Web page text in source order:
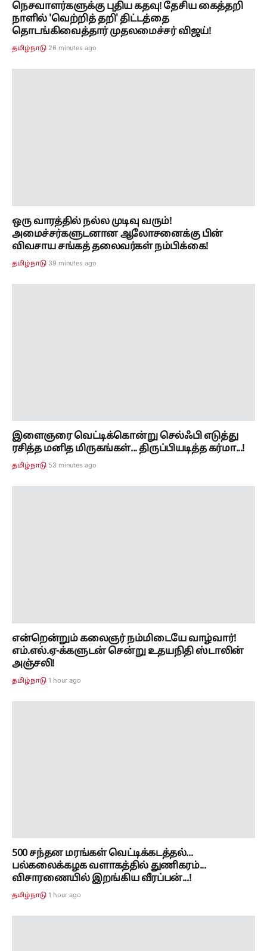
நெசவாளர்களுக்கு புதிய கதவு! தேசிய கைத்தறி
நாளில் 'வெற்றித் தறி' திட்டத்தை
தொடங்கிவைத்தார் முதலமைச்சர் விஜய்!
தமிழ்நாடு 26 minutes ago
ஒரு வாரத்தில் நல்ல முடிவு வரும்!
அமைச்சர்களுடனான ஆலோசனைக்கு பின்
விவசாய சங்கத் தலைவர்கள் நம்பிக்கை!
தமிழ்நாடு 39 minutes ago
இளைஞரை வெட்டிக்கொன்று செல்ஃபி எடுத்து
ரசித்த மனித மிருகங்கள்... திருப்பியடித்த கர்மா...!
தமிழ்நாடு 53 minutes ago
என்றென்றும் கலைஞர் நம்மிடையே வாழ்வார்!
எம்.எல்.ஏ-க்களுடன் சென்று உதயநிதி ஸ்டாலின்
அஞ்சலி!
தமிழ்நாடு 1 hour ago
500 சந்தன மரங்கள் வெட்டிக்கடத்தல்...
பல்கலைக்கழக வளாகத்தில் துணிகரம்...
விசாரணையில் இறங்கிய வீரப்பன்...!
தமிழ்நாடு 1 hour ago